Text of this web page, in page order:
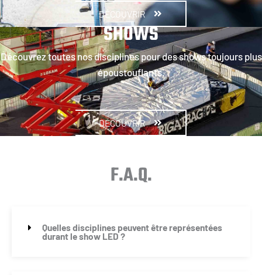
DÉCOUVRIR
SHOWS
Découvrez toutes nos disciplines pour des shows toujours plus
époustouflants.
DÉCOUVRIR
F.A.Q.
Quelles disciplines peuvent être représentées
durant le show LED ?